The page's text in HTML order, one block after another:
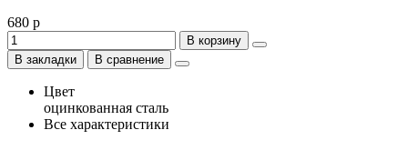
680 р
В корзину
В закладки
В сравнение
Цвет
оцинкованная сталь
Все характеристики